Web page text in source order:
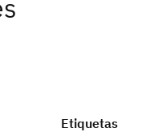
Etiquetas